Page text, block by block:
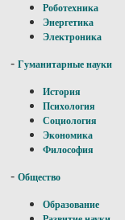
Роботехника
Энергетика
Электроника
- Гуманитарные науки
История
Психология
Социология
Экономика
Философия
- Общество
Образование